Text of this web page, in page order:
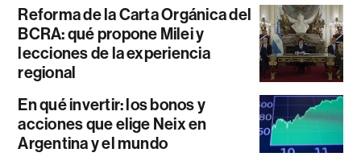
Reforma de la Carta Orgánica del
BCRA: qué propone Milei y
lecciones de la experiencia
regional
En qué invertir: los bonos y
acciones que elige Neix en
Argentina y el mundo